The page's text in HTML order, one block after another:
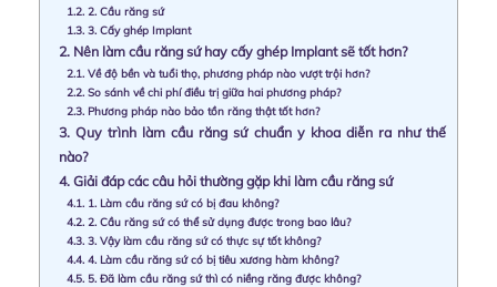
1.2. 2. Cầu răng sứ
1.3. 3. Cấy ghép Implant
2. Nên làm cầu răng sứ hay cấy ghép Implant sẽ tốt hơn?
2.1. Về độ bền và tuổi thọ, phương pháp nào vượt trội hơn?
2.2. So sánh về chi phí điều trị giữa hai phương pháp?
2.3. Phương pháp nào bảo tồn răng thật tốt hơn?
3. Quy trình làm cầu răng sứ chuẩn y khoa diễn ra như thế
nào?
4. Giải đáp các câu hỏi thường gặp khi làm cầu răng sứ
4.1. 1. Làm cầu răng sứ có bị đau không?
4.2. 2. Cầu răng sứ có thể sử dụng được trong bao lâu?
4.3. 3. Vậy làm cầu răng sứ có thực sự tốt không?
4.4. 4. Làm cầu răng sứ có bị tiêu xương hàm không?
4.5. 5. Đã làm cầu răng sứ thì có niềng răng được không?